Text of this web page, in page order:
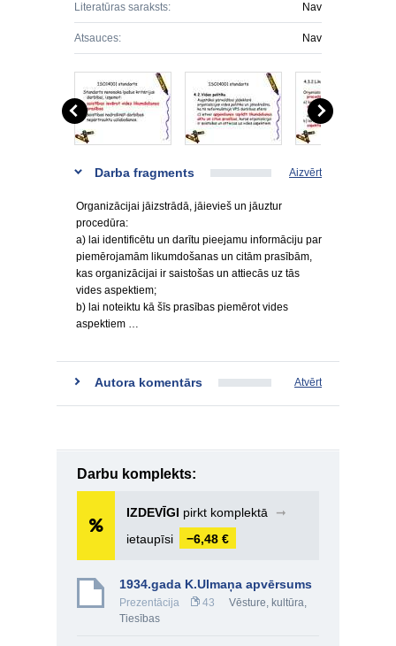
Literatūras saraksts: Nav
Atsauces: Nav
Darba fragments Aizvērt
Organizācijai jāizstrādā, jāievieš un jāuztur
procedūra:
a) lai identificētu un darītu pieejamu informāciju par
piemērojamām likumdošanas un citām prasībām,
kas organizācijai ir saistošas un attiecās uz tās
vides aspektiem;
b) lai noteiktu kā šīs prasības piemērot vides
aspektiem …
Autora komentārs Atvērt
Darbu komplekts:
IZDEVĪGI pirkt komplektā
➞
ietaupīsi
−6,48 €
1934.gada K.Ulmaņa apvērsums
Prezentācija 43 Vēsture, kultūra,
Tiesības